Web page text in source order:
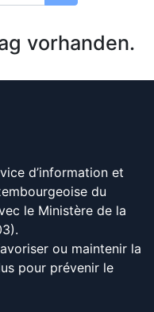
vorhanden.
d’information et
du
le Ministère de la
ou maintenir la
pour prévenir le